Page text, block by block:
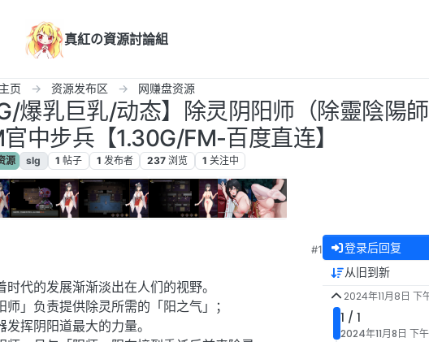
真紅の資源討論組
页 资源发布区 网赚盘资源
爆乳巨乳/动态】除灵阴阳师（除靈陰陽師
中步兵【1.30G/FM-百度直连】
源 slg 1 帖子 1 发布者 237 浏览 1 关注中
#1
代的发展渐渐淡出在人们的视野。
」负责提供除灵所需的「阳之气」；
挥阴阳道最大的力量。
登录后回复
从旧到新
2024年11月8日 下
1 / 1
2024年11月8日 下